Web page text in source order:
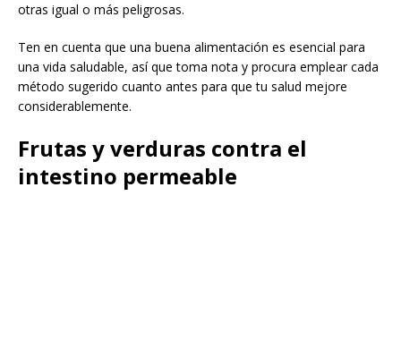
otras igual o más peligrosas.
Ten en cuenta que una buena alimentación es esencial para
una vida saludable, así que toma nota y procura emplear cada
método sugerido cuanto antes para que tu salud mejore
considerablemente.
Frutas y verduras contra el
intestino permeable